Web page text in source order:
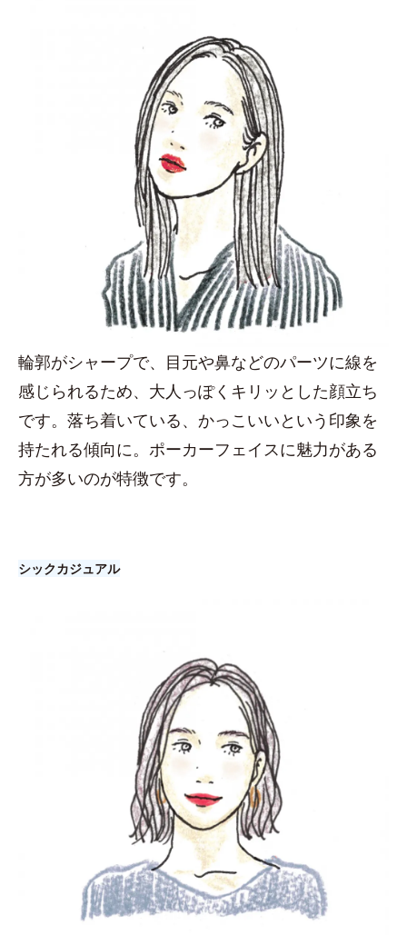
輪郭がシャープで、目元や鼻などのパーツに線を
感じられるため、大人っぽくキリッとした顔立ち
です。落ち着いている、かっこいいという印象を
持たれる傾向に。ポーカーフェイスに魅力がある
方が多いのが特徴です。
シックカジュアル